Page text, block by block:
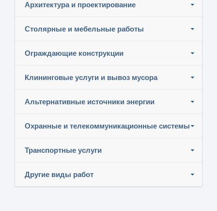
Архитектура и проектирование
Столярные и мебельные работы
Ограждающие конструкции
Клининговые услуги и вывоз мусора
Альтернативные источники энергии
Охранные и телекоммуникационные системы
Транспортные услуги
Другие виды работ